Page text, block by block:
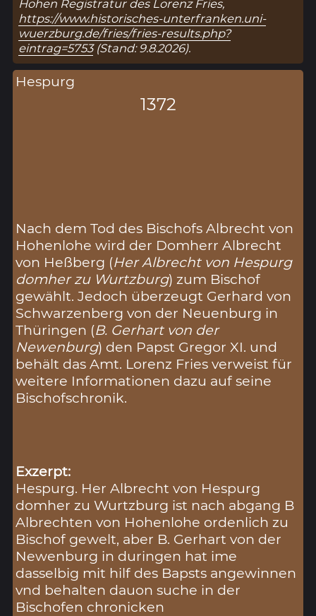
Hohen Registratur des Lorenz Fries,
https://www.historisches-unterfranken.uni-
wuerzburg.de/fries/fries-results.php?
eintrag=5753(Stand: 9.8.2026).
Hespurg
1372
Nach dem Tod des Bischofs Albrecht von
Hohenlohe wird der Domherr Albrecht
von Heßberg (Her Albrecht von Hespurg
domher zu Wurtzburg) zum Bischof
gewählt. Jedoch überzeugt Gerhard von
Schwarzenberg von der Neuenburg in
Thüringen (B. Gerhart von der
Newenburg) den Papst Gregor XI. und
behält das Amt. Lorenz Fries verweist für
weitere Informationen dazu auf seine
Bischofschronik.
Exzerpt:
Hespurg. Her Albrecht von Hespurg
domher zu Wurtzburg ist nach abgang B
Albrechten von Hohenlohe ordenlich zu
Bischof gewelt, aber B. Gerhart von der
Newenburg in duringen hat ime
dasselbig mit hilf des Bapsts angewinnen
vnd behalten dauon suche in der
Bischofen chronicken